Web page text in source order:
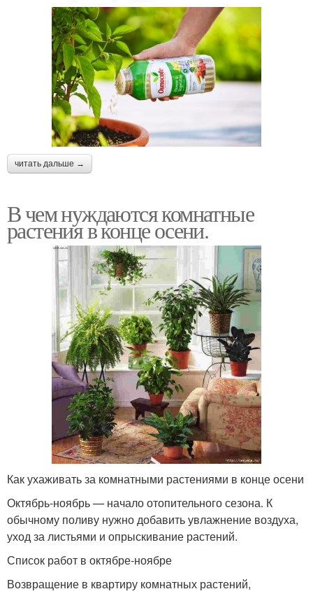
читать дальше →
В чем нуждаются комнатные
растения в конце осени.
Как ухаживать за комнатными растениями в конце осени
Октябрь-ноябрь — начало отопительного сезона. К
обычному поливу нужно добавить увлажнение воздуха,
уход за листьями и опрыскивание растений.
Список работ в октябре-ноябре
Возвращение в квартиру комнатных растений,